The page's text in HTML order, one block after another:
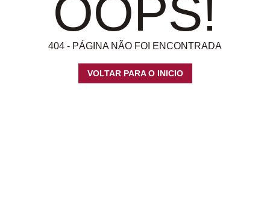
OOPS!
404 - PÁGINA NÃO FOI ENCONTRADA
VOLTAR PARA O INICIO